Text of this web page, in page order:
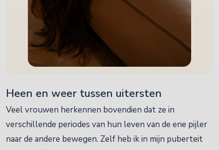
Heen en weer tussen uitersten
Veel vrouwen herkennen bovendien dat ze in
verschillende periodes van hun leven van de ene pijler
naar de andere bewegen. Zelf heb ik in mijn puberteit